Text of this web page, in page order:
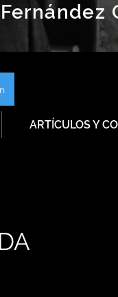
ARTÍCULOS Y